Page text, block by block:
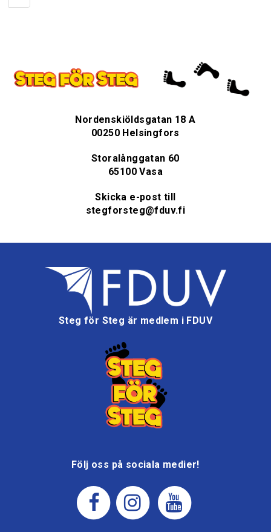
Nordenskiöldsgatan 18 A
00250 Helsingfors
Storalånggatan 60
65100 Vasa
Skicka e-post till
stegforsteg@fduv.fi
Steg för Steg är medlem i FDUV
Följ oss på sociala medier!